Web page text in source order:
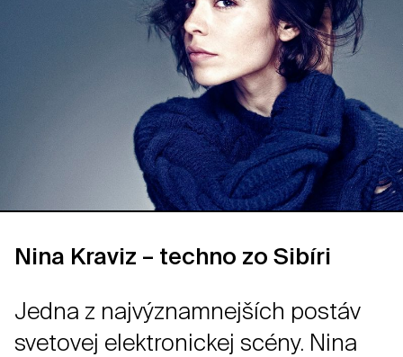
Nina Kraviz – techno zo Sibíri
Jedna z najvýznamnejších postáv
svetovej elektronickej scény. Nina